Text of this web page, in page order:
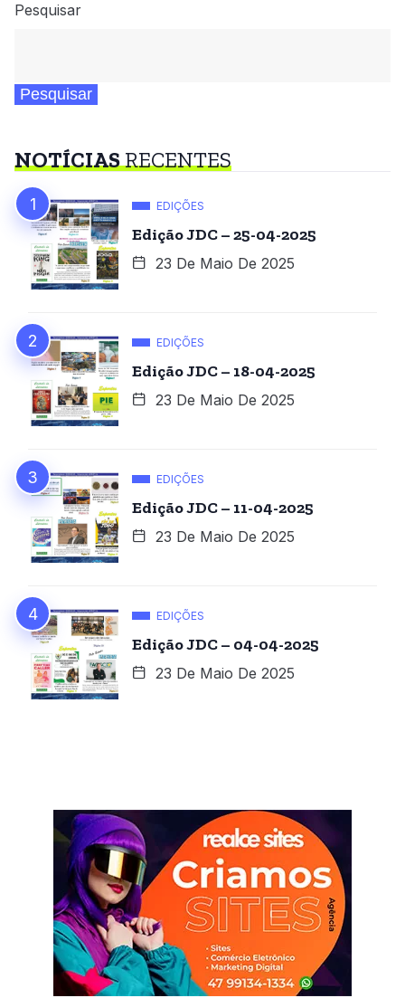
Pesquisar
Pesquisar
NOTÍCIASRECENTES
EDIÇÕES
Edição JDC – 25-04-2025
23 De Maio De 2025
EDIÇÕES
Edição JDC – 18-04-2025
23 De Maio De 2025
EDIÇÕES
Edição JDC – 11-04-2025
23 De Maio De 2025
EDIÇÕES
Edição JDC – 04-04-2025
23 De Maio De 2025